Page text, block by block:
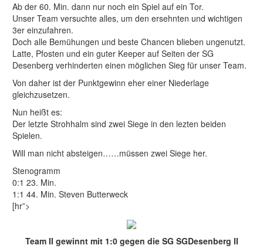
Ab der 60. Min. dann nur noch ein Spiel auf ein Tor.
Unser Team versuchte alles, um den ersehnten und wichtigen
3er einzufahren.
Doch alle Bemühungen und beste Chancen blieben ungenutzt.
Latte, Pfosten und ein guter Keeper auf Seiten der SG
Desenberg verhinderten einen möglichen Sieg für unser Team.
Von daher ist der Punktgewinn eher einer Niederlage
gleichzusetzen.
Nun heißt es:
Der letzte Strohhalm sind zwei Siege in den lezten beiden
Spielen.
Will man nicht absteigen……müssen zwei Siege her.
Stenogramm
0:1 23. Min.
1:1 44. Min. Steven Butterweck
[hr”>
Team II gewinnt mit 1:0 gegen die SG SGDesenberg II